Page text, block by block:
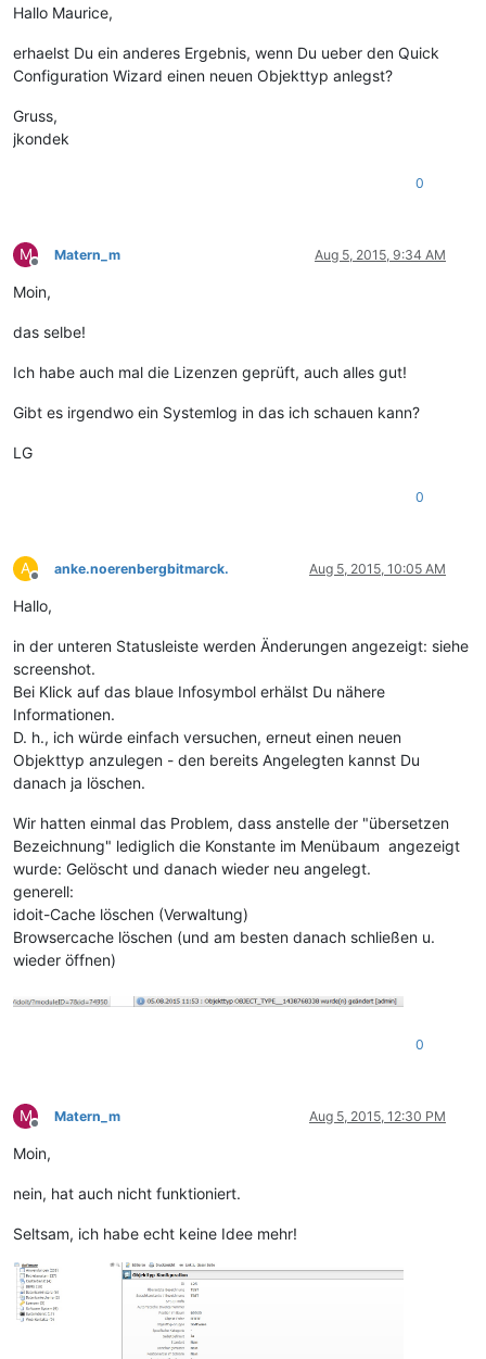
Hallo Maurice,
erhaelst Du ein anderes Ergebnis, wenn Du ueber den Quick
Configuration Wizard einen neuen Objekttyp anlegst?
Gruss,
jkondek
0
M
Offline
Matern_m Aug 5, 2015, 9:34 AM
Moin,
das selbe!
Ich habe auch mal die Lizenzen geprüft, auch alles gut!
Gibt es irgendwo ein Systemlog in das ich schauen kann?
LG
0
A
Offline
anke.noerenbergbitmarck. Aug 5, 2015, 10:05 AM
Hallo,
in der unteren Statusleiste werden Änderungen angezeigt: siehe
screenshot.
Bei Klick auf das blaue Infosymbol erhälst Du nähere
Informationen.
D. h., ich würde einfach versuchen, erneut einen neuen
Objekttyp anzulegen - den bereits Angelegten kannst Du
danach ja löschen.
Wir hatten einmal das Problem, dass anstelle der "übersetzen
Bezeichnung" lediglich die Konstante im Menübaum angezeigt
wurde: Gelöscht und danach wieder neu angelegt.
generell:
idoit-Cache löschen (Verwaltung)
Browsercache löschen (und am besten danach schließen u.
wieder öffnen)
0
M
Offline
Matern_m Aug 5, 2015, 12:30 PM
Moin,
nein, hat auch nicht funktioniert.
Seltsam, ich habe echt keine Idee mehr!